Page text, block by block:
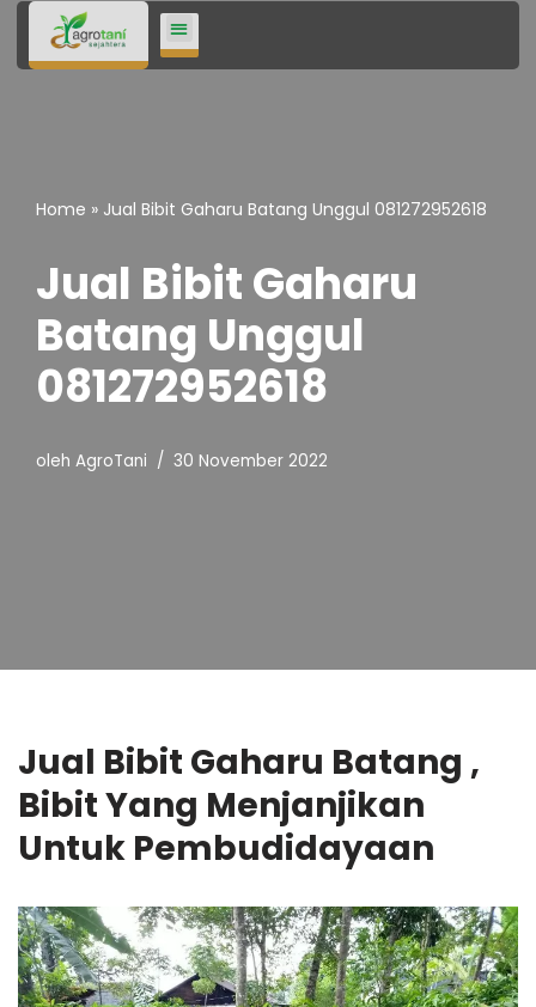
Lompat
Home » Jual Bibit Gaharu Batang Unggul 081272952618
Jual Bibit Gaharu
Batang Unggul
081272952618
oleh AgroTani 30 November 2022
Jual Bibit Gaharu Batang ,
Bibit Yang Menjanjikan
Untuk Pembudidayaan